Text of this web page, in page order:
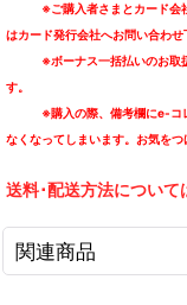
※ご購入者さまとカード会社
はカード発行会社へお問い合わせ
※ボーナス一括払いのお取扱
す。
※購入の際、備考欄にe-コレ
なくなってしまいます。お気をつ
送料･配送方法について
関連商品